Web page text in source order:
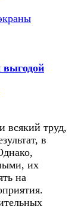
выгодой
всякий труд,
в
их
на